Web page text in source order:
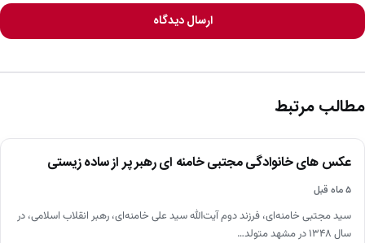
ارسال دیدگاه
مطالب مرتبط
عکس های خانوادگی مجتبی خامنه ای رهبر پر از ساده زیستی
۵ ماه قبل
سید مجتبی خامنه‌ای، فرزند دوم آیت‌الله سید علی خامنه‌ای، رهبر انقلاب اسلامی، در
سال ۱۳۴۸ در مشهد متولد…